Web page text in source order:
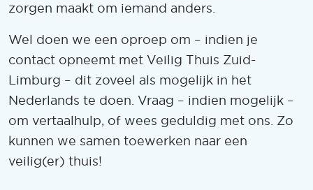
zorgen maakt om iemand anders.
Wel doen we een oproep om – indien je
contact opneemt met Veilig Thuis Zuid-
Limburg – dit zoveel als mogelijk in het
Nederlands te doen. Vraag – indien mogelijk –
om vertaalhulp, of wees geduldig met ons. Zo
kunnen we samen toewerken naar een
veilig(er) thuis!